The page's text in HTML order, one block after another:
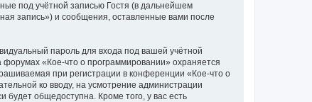
под учётной записью Гостя (в дальнейшем
запись») и сообщения, оставленные вами после
пароль для входа под вашей учётной
«Кое-что о программировании» охраняется
при регистрации в конференции «Кое-что о
ко вводу, на усмотрение администрации
общедоступна. Кроме того, у вас есть